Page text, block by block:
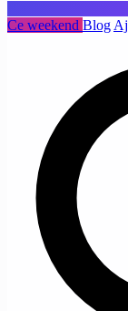
Ce weekend Blog